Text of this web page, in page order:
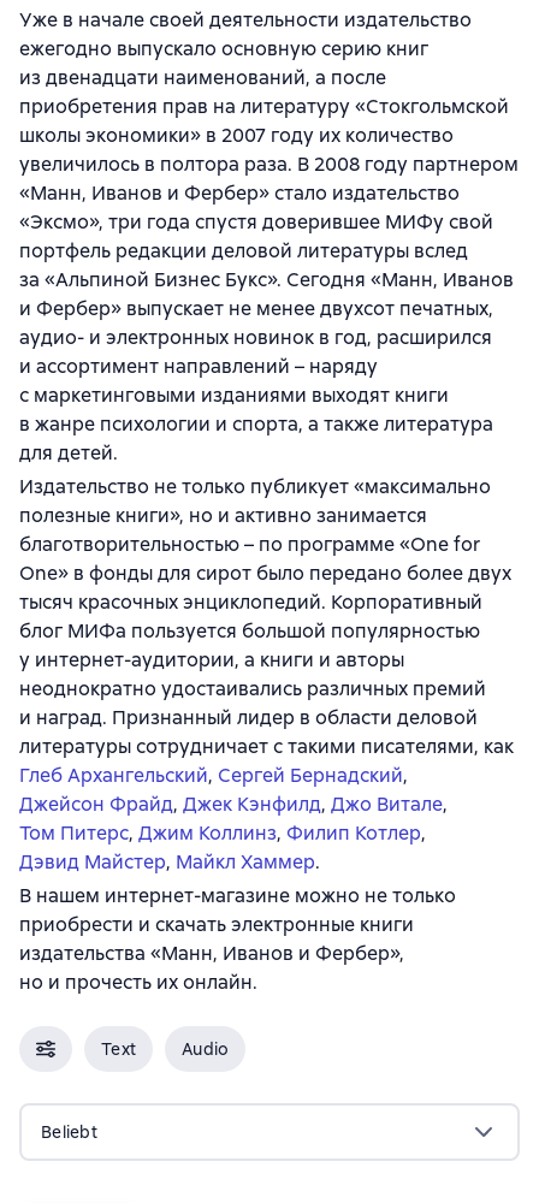
Уже в начале своей деятельности издательство
ежегодно выпускало основную серию книг
из двенадцати наименований, а после
приобретения прав на литературу «Стокгольмской
школы экономики» в 2007 году их количество
увеличилось в полтора раза. В 2008 году партнером
«Манн, Иванов и Фербер» стало издательство
«Эксмо», три года спустя доверившее МИФу свой
портфель редакции деловой литературы вслед
за «Альпиной Бизнес Букс». Сегодня «Манн, Иванов
и Фербер» выпускает не менее двухсот печатных,
аудио- и электронных новинок в год, расширился
и ассортимент направлений – наряду
с маркетинговыми изданиями выходят книги
в жанре психологии и спорта, а также литература
для детей.
Издательство не только публикует «максимально
полезные книги», но и активно занимается
благотворительностью – по программе «One for
One» в фонды для сирот было передано более двух
тысяч красочных энциклопедий. Корпоративный
блог МИФа пользуется большой популярностью
у интернет-аудитории, а книги и авторы
неоднократно удостаивались различных премий
и наград. Признанный лидер в области деловой
литературы сотрудничает с такими писателями, как
Глеб Архангельский, Сергей Бернадский,
Джейсон Фрайд, Джек Кэнфилд, Джо Витале,
Том Питерс, Джим Коллинз, Филип Котлер,
Дэвид Майстер, Майкл Хаммер.
В нашем интернет-магазине можно не только
приобрести и скачать электронные книги
издательства «Манн, Иванов и Фербер»,
но и прочесть их онлайн.
Text Audio
Beliebt